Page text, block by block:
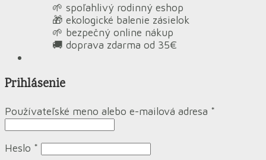
🌱 spoľahlivý rodinný eshop
🎁 ekologické balenie zásielok
🌱 bezpečný online nákup
🚚 doprava zdarma od 35€
Prihlásenie
Používateľské meno alebo e-mailová adresa *
Heslo *